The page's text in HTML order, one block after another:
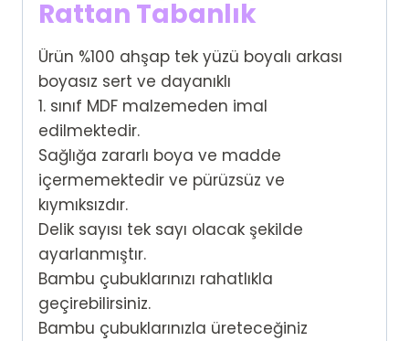
Rattan Tabanlık
Ürün %100 ahşap tek yüzü boyalı arkası
boyasız sert ve dayanıklı
1. sınıf MDF malzemeden imal
edilmektedir.
Sağlığa zararlı boya ve madde
içermemektedir ve pürüzsüz ve
kıymıksızdır.
Delik sayısı tek sayı olacak şekilde
ayarlanmıştır.
Bambu çubuklarınızı rahatlıkla
geçirebilirsiniz.
Bambu çubuklarınızla üreteceğiniz